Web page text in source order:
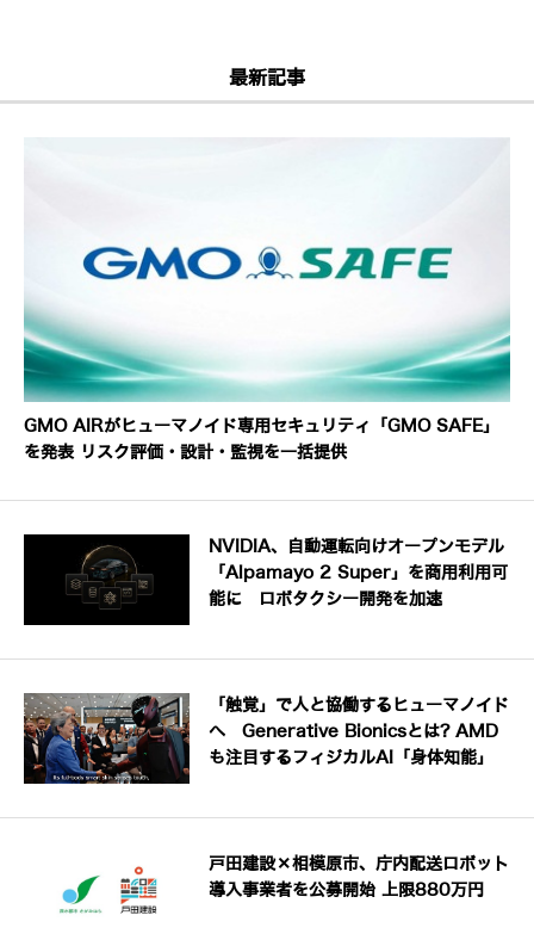
最新記事
GMO AIRがヒューマノイド専用セキュリティ「GMO SAFE」
を発表 リスク評価・設計・監視を一括提供
NVIDIA、自動運転向けオープンモデル
「Alpamayo 2 Super」を商用利用可
能に ロボタクシー開発を加速
「触覚」で人と協働するヒューマノイド
へ Generative Bionicsとは? AMD
も注目するフィジカルAI「身体知能」
戸田建設×相模原市、庁内配送ロボット
導入事業者を公募開始 上限880万円